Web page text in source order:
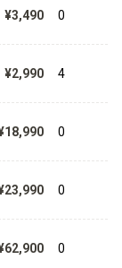
レクションvol.2 -
Edition-
Fest 23-24
レクションvol.1 -
エディション-
¥3,490 0
¥2,990 4
0
0
0